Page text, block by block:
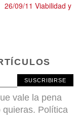
26/09/11 Viabilidad y
SUSCRIBIRSE
vale la pena
quieras. Política